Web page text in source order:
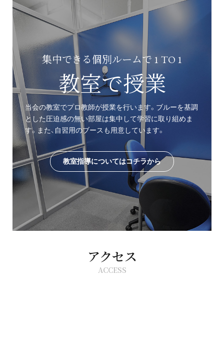
集中できる個別ルームで 1 TO 1
教室で授業
当会の教室でプロ教師が授業を行います。ブルーを基調
とした圧迫感の無い部屋は集中して学習に取り組めま
す。また、自習用のブースも用意しています。
教室指導についてはコチラから
アクセス
ACCESS